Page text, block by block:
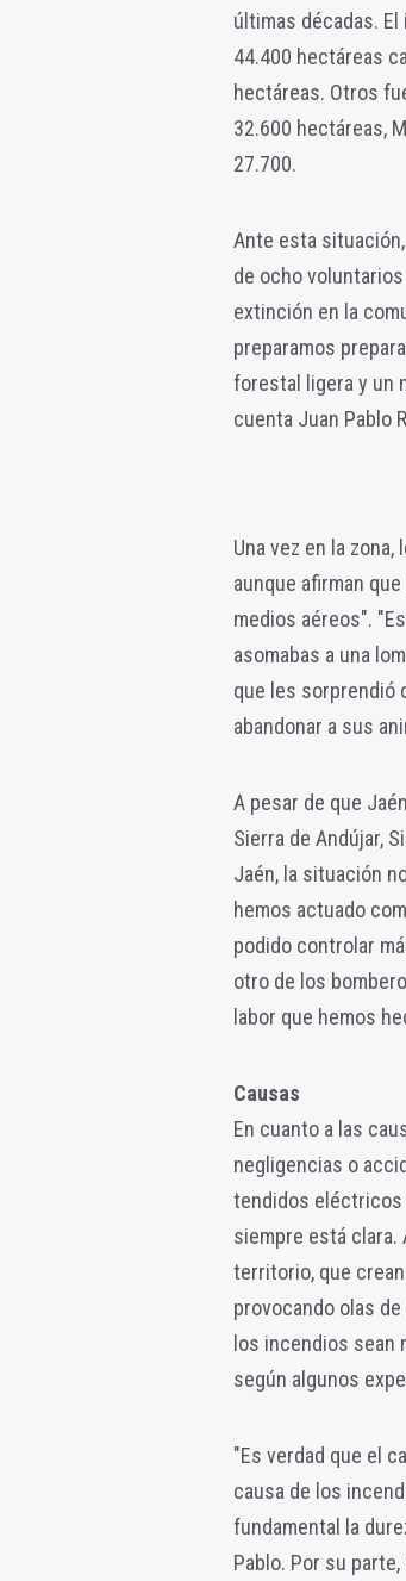
últimas décadas.
44.400 hectáreas
hectáreas. Otros
32.600 hectáreas,
27.700.
Ante esta
de ocho
extinción en la
preparamos
forestal ligera y un
cuenta Juan Pablo
Una vez en la
aunque afirman
medios aéreos".
asomabas a una
que les sorprendió
abandonar a sus
A pesar de que
Sierra de Andújar,
Jaén, la situación
hemos actuado
podido controlar
otro de los
labor que hemos
Causas
En cuanto a las
negligencias o
tendidos eléctricos
siempre está clara.
territorio, que
provocando olas
los incendios sean
según algunos
"Es verdad que el
causa de los
fundamental la
Pablo. Por su